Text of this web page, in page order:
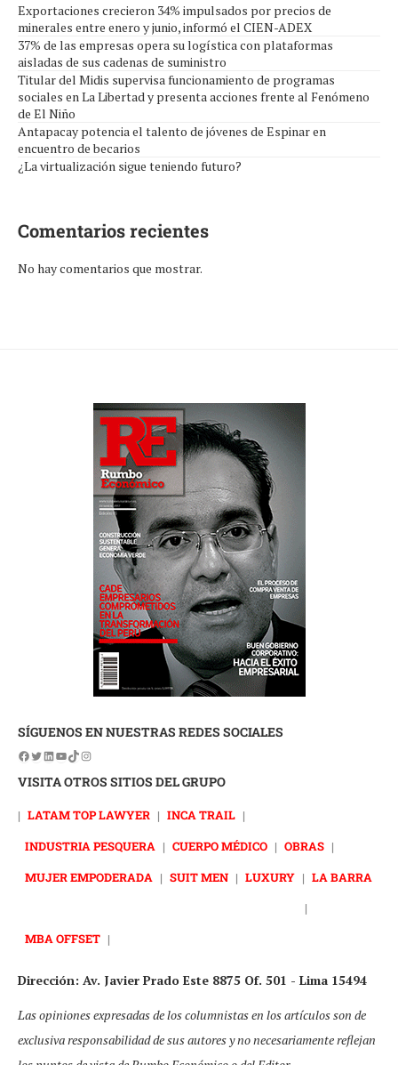
Exportaciones crecieron 34% impulsados por precios de
minerales entre enero y junio, informó el CIEN-ADEX
37% de las empresas opera su logística con plataformas
aisladas de sus cadenas de suministro
Titular del Midis supervisa funcionamiento de programas
sociales en La Libertad y presenta acciones frente al Fenómeno
de El Niño
Antapacay potencia el talento de jóvenes de Espinar en
encuentro de becarios
¿La virtualización sigue teniendo futuro?
Comentarios recientes
No hay comentarios que mostrar.
SÍGUENOS EN NUESTRAS REDES SOCIALES
VISITA OTROS SITIOS DEL GRUPO
| LATAM TOP LAWYER | INCA TRAIL |
INDUSTRIA PESQUERA | CUERPO MÉDICO | OBRAS |
MUJER EMPODERADA | SUIT MEN | LUXURY | LA BARRA
|
MBA OFFSET |
Dirección: Av. Javier Prado Este 8875 Of. 501 - Lima 15494
Las opiniones expresadas de los columnistas en los artículos son de
exclusiva responsabilidad de sus autores y no necesariamente reflejan